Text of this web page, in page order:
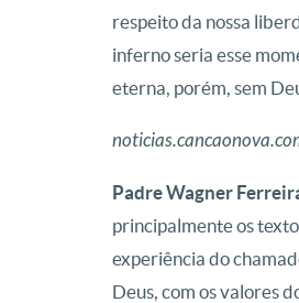
respeito da nossa
inferno seria esse
eterna, porém, sem
Padre Wagner
principalmente os
experiência do
Deus, com os valores